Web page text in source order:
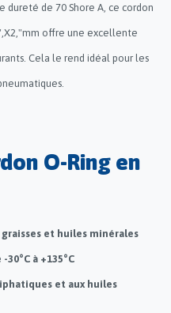
de 70 Shore A, ce cordon
offre une excellente
Cela le rend idéal pour les
O-Ring en
et huiles minérales
à +135°C
et aux huiles